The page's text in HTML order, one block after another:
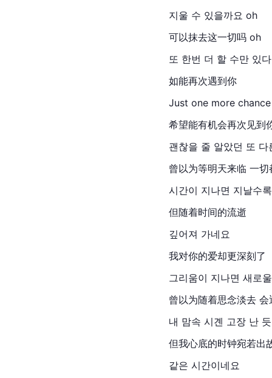
지울 수 있을까요 oh
可以抹去这一切吗 oh
또 한번 더 할 수만 있
如能再次遇到你
Just one more
希望能有机会再次见到
괜찮을 줄 알았던 또 다
曾以为等明天来临 一
시간이 지나면 지날수록
但随着时间的流逝
깊어져 가네요
我对你的爱却更深刻了
그리움이 지나면 새로
曾以为随着思念淡去
내 맘속 시곈 고장 난 듯
但我心底的时钟宛若出
같은 시간이네요